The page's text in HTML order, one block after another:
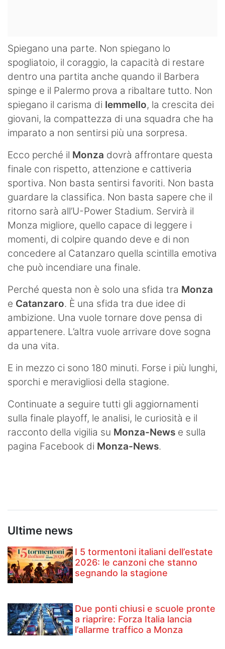
Spiegano una parte. Non spiegano lo
spogliatoio, il coraggio, la capacità di restare
dentro una partita anche quando il Barbera
spinge e il Palermo prova a ribaltare tutto. Non
spiegano il carisma di Iemmello, la crescita dei
giovani, la compattezza di una squadra che ha
imparato a non sentirsi più una sorpresa.
Ecco perché il Monza dovrà affrontare questa
finale con rispetto, attenzione e cattiveria
sportiva. Non basta sentirsi favoriti. Non basta
guardare la classifica. Non basta sapere che il
ritorno sarà all’U-Power Stadium. Servirà il
Monza migliore, quello capace di leggere i
momenti, di colpire quando deve e di non
concedere al Catanzaro quella scintilla emotiva
che può incendiare una finale.
Perché questa non è solo una sfida tra Monza
e Catanzaro. È una sfida tra due idee di
ambizione. Una vuole tornare dove pensa di
appartenere. L’altra vuole arrivare dove sogna
da una vita.
E in mezzo ci sono 180 minuti. Forse i più lunghi,
sporchi e meravigliosi della stagione.
Continuate a seguire tutti gli aggiornamenti
sulla finale playoff, le analisi, le curiosità e il
racconto della vigilia su Monza-News e sulla
pagina Facebook di Monza-News.
Ultime news
I 5 tormentoni italiani dell’estate
2026: le canzoni che stanno
segnando la stagione
Due ponti chiusi e scuole pronte
a riaprire: Forza Italia lancia
l’allarme traffico a Monza